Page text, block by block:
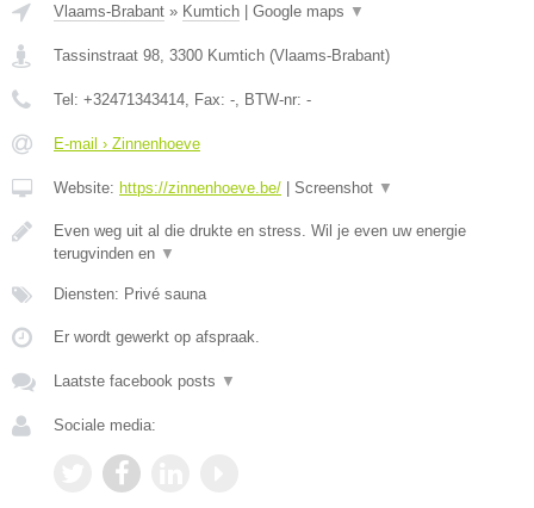
Vlaams-Brabant » Kumtich | Google maps ▼
Tassinstraat 98 3300 Kumtich (Vlaams-Brabant)
Tel: +32471343414 , Fax: - , BTW-nr: -
E-mail › Zinnenhoeve
Website: https://zinnenhoeve.be/ | Screenshot ▼
Even weg uit al die drukte en stress. Wil je even uw energie
terugvinden en ▼
Diensten: Privé sauna
Er wordt gewerkt op afspraak.
Laatste facebook posts ▼
Sociale media: